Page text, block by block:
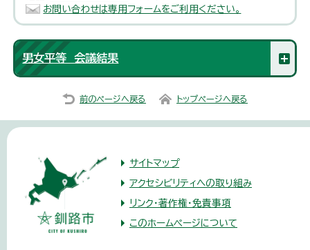
お問い合わせは専用フォームをご利用ください。
男女平等 会議結果
前のページへ戻る トップページへ戻る
サイトマップ
アクセシビリティへの取り組み
リンク・著作権・免責事項
このホームページについて